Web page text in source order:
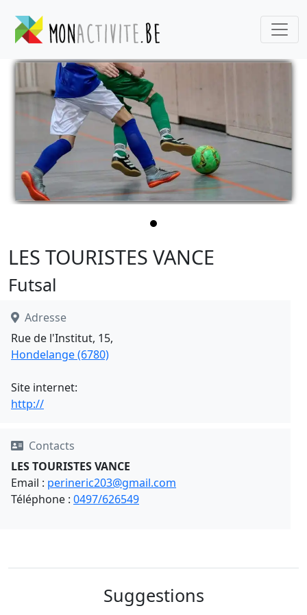
LES TOURISTES VANCE
Futsal
Adresse
Rue de l'Institut, 15,
Hondelange (6780)
Site internet:
http://
Contacts
LES TOURISTES VANCE
Email : perineric203@gmail.com
Téléphone : 0497/626549
Suggestions